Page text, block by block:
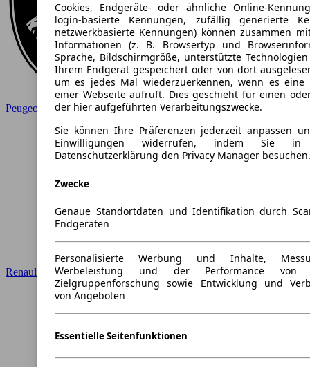
Peugeot
Renault
Cookies, Endgeräte- oder ähnliche Online-
login-basierte Kennungen, zufällig generierte
netzwerkbasierte Kennungen) können zusammen
Informationen (z. B. Browsertyp und
Sprache, Bildschirmgröße, unterstützte
Ihrem Endgerät gespeichert oder von dort
um es jedes Mal wiederzuerkennen, wenn es eine
einer Webseite aufruft. Dies geschieht für einen
der hier aufgeführten Verarbeitungszwecke.
Sie können Ihre Präferenzen jederzeit anpassen
Einwilligungen widerrufen, indem Sie in
Datenschutzerklärung den Privacy Manager besuchen.
Zwecke
Genaue Standortdaten und Identifikation durch
Endgeräten
Personalisierte Werbung und Inhalte,
Werbeleistung und der Performance von
Zielgruppenforschung sowie Entwicklung und
von Angeboten
Essentielle Seitenfunktionen